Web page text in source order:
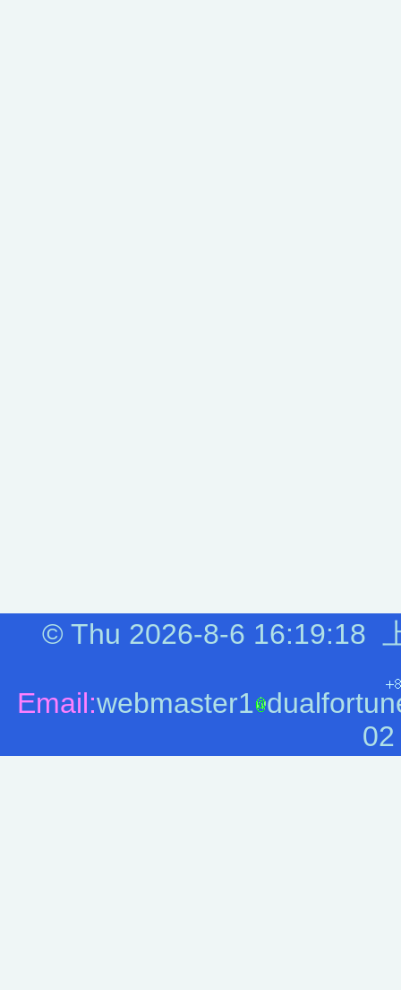
© Thu 2026-8-6 16:19:19
Email:webmaster1